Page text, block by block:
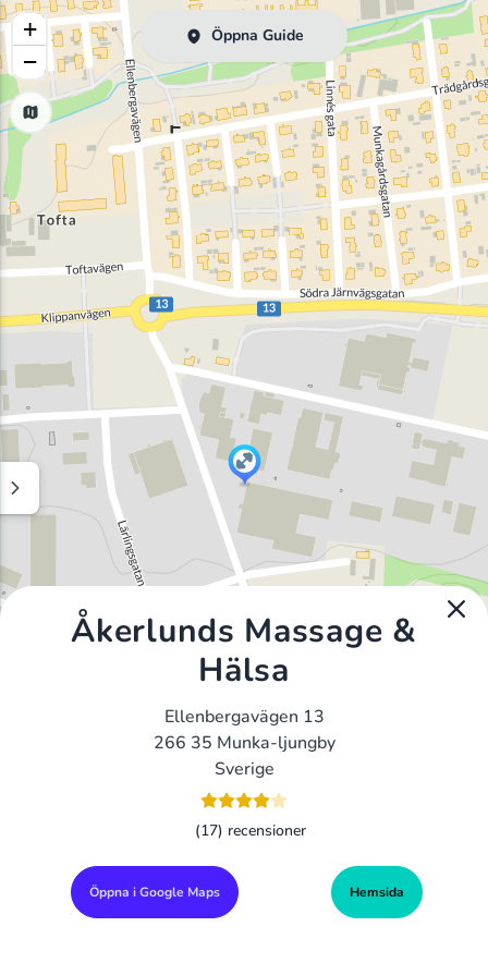
Öppna Guide
+
−
Åkerlunds Massage &
Hälsa
Ellenbergavägen 13
266 35 Munka-ljungby
Sverige
(17) recensioner
Öppna i Google Maps Hemsida